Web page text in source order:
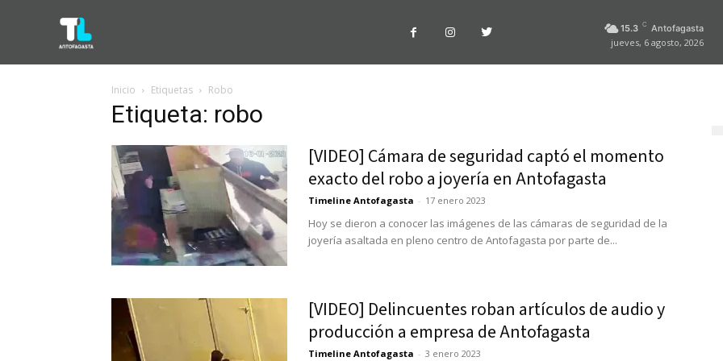
15.3 C Antofagasta
jueves, 6 agosto, 2026
Inicio Etiquetas Robo
Etiqueta: robo
[VIDEO] Cámara de seguridad captó el momento
exacto del robo a joyería en Antofagasta
Timeline Antofagasta - 17 enero 2023
Hoy se dieron a conocer las imágenes de las cámaras de seguridad de la
joyería asaltada en pleno centro de Antofagasta por parte de...
[VIDEO] Delincuentes roban artículos de audio y
producción a empresa de Antofagasta
Timeline Antofagasta - 3 enero 2023